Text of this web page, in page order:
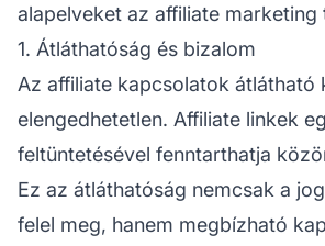
alapelveket az affiliate marketing
1. Átláthatóság és bizalom
Az affiliate kapcsolatok átlátható
elengedhetetlen. Affiliate linkek
feltüntetésével fenntarthatja
Ez az átláthatóság nemcsak a
felel meg, hanem megbízható